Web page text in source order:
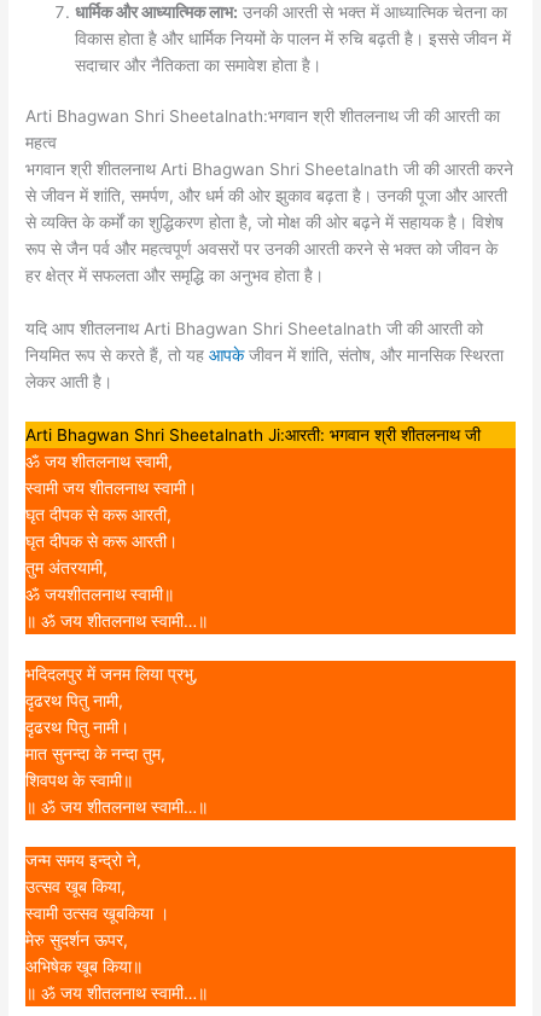
धार्मिक और आध्यात्मिक लाभ: उनकी आरती से भक्त में आध्यात्मिक चेतना का
विकास होता है और धार्मिक नियमों के पालन में रुचि बढ़ती है। इससे जीवन में
सदाचार और नैतिकता का समावेश होता है।
Arti Bhagwan Shri Sheetalnath:भगवान श्री शीतलनाथ जी की आरती का
महत्व
भगवान श्री शीतलनाथ Arti Bhagwan Shri Sheetalnath जी की आरती करने
से जीवन में शांति, समर्पण, और धर्म की ओर झुकाव बढ़ता है। उनकी पूजा और आरती
से व्यक्ति के कर्मों का शुद्धिकरण होता है, जो मोक्ष की ओर बढ़ने में सहायक है। विशेष
रूप से जैन पर्व और महत्वपूर्ण अवसरों पर उनकी आरती करने से भक्त को जीवन के
हर क्षेत्र में सफलता और समृद्धि का अनुभव होता है।
यदि आप शीतलनाथ Arti Bhagwan Shri Sheetalnath जी की आरती को
नियमित रूप से करते हैं, तो यहआपकेजीवन में शांति, संतोष, और मानसिक स्थिरता
लेकर आती है।
Arti Bhagwan Shri Sheetalnath Ji:आरती: भगवान श्री शीतलनाथ जी
ॐ जय शीतलनाथ स्वामी,
स्वामी जय शीतलनाथ स्वामी।
घृत दीपक से करू आरती,
घृत दीपक से करू आरती।
तुम अंतरयामी,
ॐ जयशीतलनाथ स्वामी॥
॥ ॐ जय शीतलनाथ स्वामी…॥
भदिदलपुर में जनम लिया प्रभु,
दृढरथ पितु नामी,
दृढरथ पितु नामी।
मात सुनन्दा के नन्दा तुम,
शिवपथ के स्वामी॥
॥ ॐ जय शीतलनाथ स्वामी…॥
जन्म समय इन्द्रो ने,
उत्सव खूब किया,
स्वामी उत्सव खूबकिया ।
मेरु सुदर्शन ऊपर,
अभिषेक खूब किया॥
॥ ॐ जय शीतलनाथ स्वामी…॥